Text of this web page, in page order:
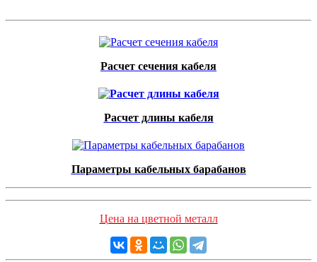
Расчет сечения кабеля
Расчет длины кабеля
Параметры кабельных барабанов
Цена на цветной металл